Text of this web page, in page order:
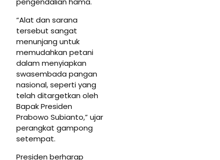
“Alat dan sarana
tersebut sangat
menunjang untuk
memudahkan petani
dalam menyiapkan
swasembada pangan
nasional, seperti yang
telah ditargetkan oleh
Bapak Presiden
Prabowo Subianto,” ujar
perangkat gampong
setempat.
Presiden berharap